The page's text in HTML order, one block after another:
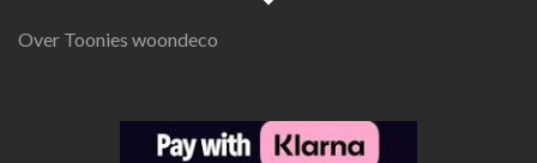
Over Toonies woondeco